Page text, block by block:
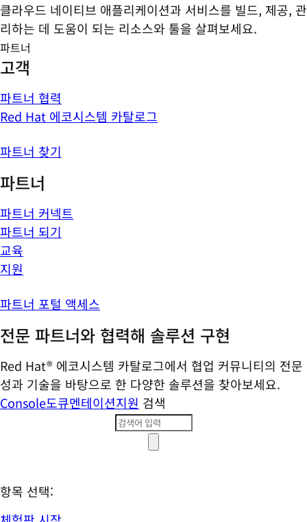
클라우드 네이티브 애플리케이션과 서비스를 빌드, 제공, 관
리하는 데 도움이 되는 리소스와 툴을 살펴보세요.
파트너
고객
파트너 협력
Red Hat 에코시스템 카탈로그
파트너 찾기
파트너
파트너 커넥트
파트너 되기
교육
지원
파트너 포털 액세스
전문 파트너와 협력해 솔루션 구현
Red Hat® 에코시스템 카탈로그에서 협업 커뮤니티의 전문
성과 기술을 바탕으로 한 다양한 솔루션을 찾아보세요.
Console도큐멘테이션지원 검색
항목 선택: